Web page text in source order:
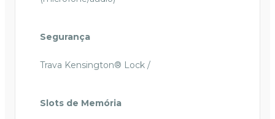
Segurança
Trava Kensington® Lock /
Slots de Memória